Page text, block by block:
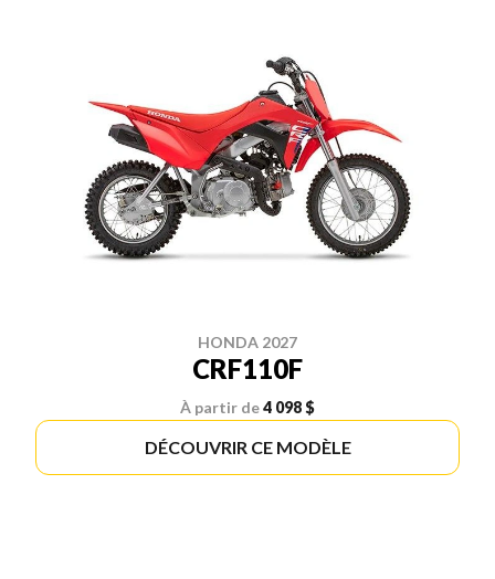
HONDA 2027
CRF110F
À partir de4 098 $
DÉCOUVRIR CE MODÈLE